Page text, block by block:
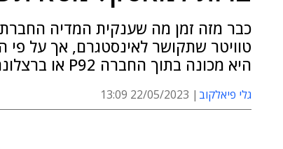
כבר מזה זמן מה שענקית המדיה
טוויטר שתקושר לאינסטגרם, אך על פי
היא מכונה בתוך החברה P92 או ברצלונה
גלי פיאלקוב 22/05/2023 13:09